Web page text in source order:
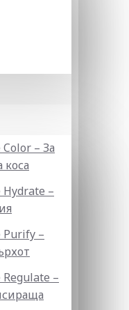
– За
коса
–
Purify –
–